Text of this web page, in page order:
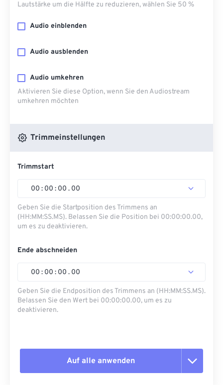
Lautstärke um die Hälfte zu reduzieren, wählen Sie 50 %
Audio einblenden
Audio ausblenden
Audio umkehren
Aktivieren Sie diese Option, wenn Sie den Audiostream
umkehren möchten
Trimmeinstellungen
Trimmstart
00 : 00 : 00 . 00
Geben Sie die Startposition des Trimmens an
(HH:MM:SS.MS). Belassen Sie die Position bei 00:00:00.00,
um es zu deaktivieren.
Ende abschneiden
00 : 00 : 00 . 00
Geben Sie die Endposition des Trimmens an (HH:MM:SS.MS).
Belassen Sie den Wert bei 00:00:00.00, um es zu
deaktivieren.
Auf alle anwenden